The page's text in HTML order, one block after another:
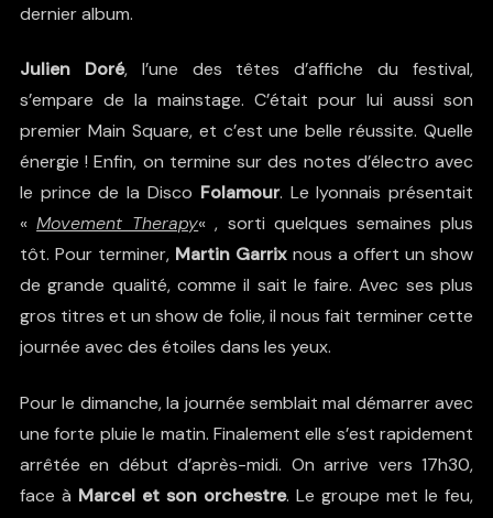
dernier album.
Julien Doré, l’une des têtes d’affiche du festival,
s’empare de la mainstage. C’était pour lui aussi son
premier Main Square, et c’est une belle réussite. Quelle
énergie ! Enfin, on termine sur des notes d’électro avec
le prince de la Disco Folamour. Le lyonnais présentait
«Movement Therapy« , sorti quelques semaines plus
tôt. Pour terminer, Martin Garrixnous a offert un show
de grande qualité, comme il sait le faire. Avec ses plus
gros titres et un show de folie, il nous fait terminer cette
journée avec des étoiles dans les yeux.
Pour le dimanche, la journée semblait mal démarrer avec
une forte pluie le matin. Finalement elle s’est rapidement
arrêtée en début d’après-midi. On arrive vers 17h30,
face à Marcel et son orchestre. Le groupe met le feu,